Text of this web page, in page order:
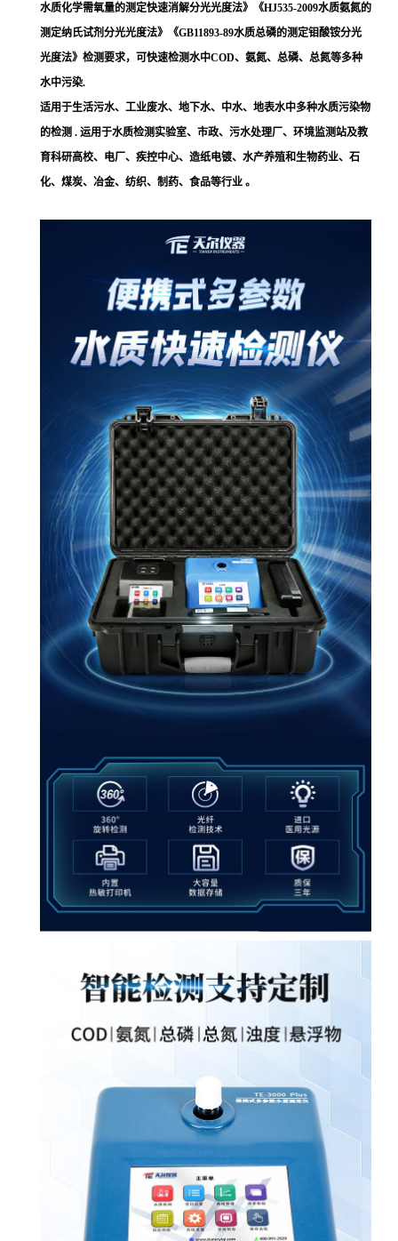
水质化学需氧量的测定快速消解分光光度法》《HJ535-2009水质氨氮的
测定纳氏试剂分光光度法》《GB11893-89水质总磷的测定钼酸铵分光
光度法》检测要求， 可快速检测水中COD、氨氮、总磷、总氮等多种
水中污染.
适用于生活污水、工业废水、地下水、中水、地表水中多种水质污染物
的检测 . 运用于水质检测实验室、市政、污水处理厂、环境监测站及教
育科研高校、电厂、疾控中心、造纸电镀、水产养殖和生物药业、石
化、煤炭、冶金、纺织、制药、食品等行业 。